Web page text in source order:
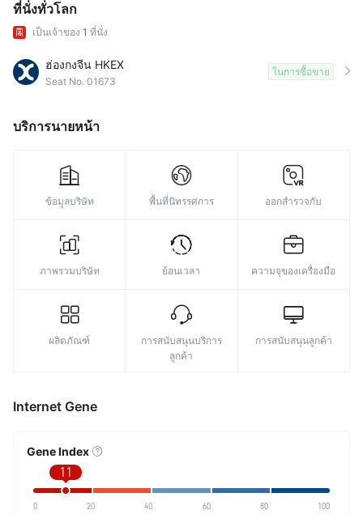
ที่นั่งทั่วโลก
เป็นเจ้าของ 1 ที่นั่ง
ฮ่องกงจีน HKEX
Seat No. 01673
ในการซื้อขาย
บริการนายหน้า
ข้อมูลบริษัท พื้นที่นิทรรศการ ออกสำรวจกับ
ภาพรวมบริษัท ย้อนเวลา ความจุของเครื่องมือ
ผลิตภัณฑ์
การสนับสนุนบริการ
ลูกค้า
การสนับสนุนลูกค้า
Internet Gene
Gene Index
11
0 20 40 60 80 100